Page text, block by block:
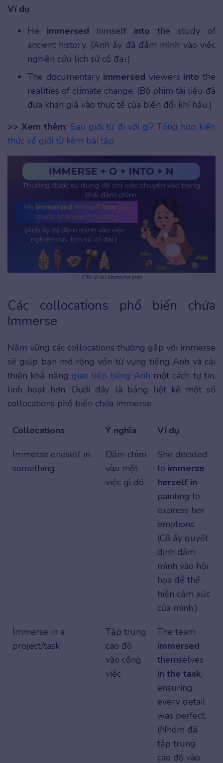
Ví dụ:
He immersed himself into the study of
ancient history. (Anh ấy đã đắm mình vào việc
nghiên cứu lịch sử cổ đại.)
The documentaryimmersed viewers into the
realities of climate change. (Bộ phim tài liệu đã
đưa khán giả vào thực tế của biến đổi khí hậu.)
>> Xem thêm: Sau giới từ đi với gì? Tổng hợp kiến
thức về giới từ kèm bài tập
Câu ví dụ Immerse into
Các collocations phổ biến chứa
Immerse
Nắm vững các collocations thường gặp với immerse
sẽ giúp bạn mở rộng vốn từ vựng tiếng Anh và cải
thiện khả năng giao tiếp tiếng Anh một cách tự tin,
linh hoạt hơn. Dưới đây là bảng liệt kê một số
collocations phổ biến chứa immerse:
Collocations Ý nghĩa
Ví dụ
Immerse oneself in
something
Đắm chìm
vào một
việc gì đó
She decided
to immerse
herself in
painting to
express her
emotions.
(Cô ấy quyết
định đắm
mình vào hội
họa để thể
hiện cảm xúc
của mình.)
Immerse in a
project/task
Tập trung
cao độ
vào công
việc
The team
immersed
themselves
in the task,
ensuring
every detail
was perfect.
(Nhóm đã
tập trung
cao độ vào